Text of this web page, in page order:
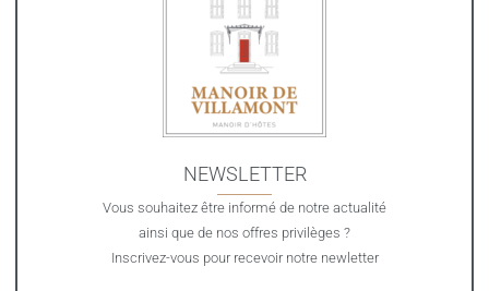
NEWSLETTER
Vous souhaitez être informé de notre actualité
ainsi que de nos offres privilèges ?
Inscrivez-vous pour recevoir notre newletter